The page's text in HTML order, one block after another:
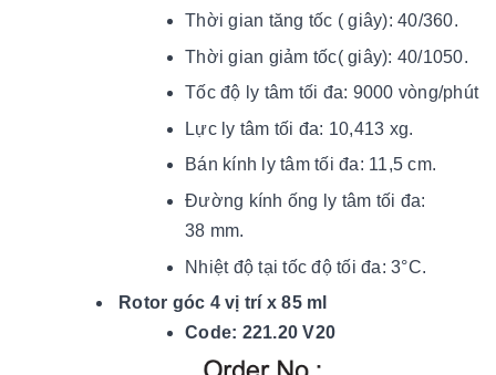
Thời gian tăng tốc ( giây): 40/360.
Thời gian giảm tốc( giây): 40/1050.
Tốc độ ly tâm tối đa: 9000 vòng/phút
Lực ly tâm tối đa: 10,413 xg.
Bán kính ly tâm tối đa: 11,5 cm.
Đường kính ống ly tâm tối đa:
38 mm.
Nhiệt độ tại tốc độ tối đa: 3°C.
Rotor góc 4 vị trí x 85 ml
Code: 221.20 V20